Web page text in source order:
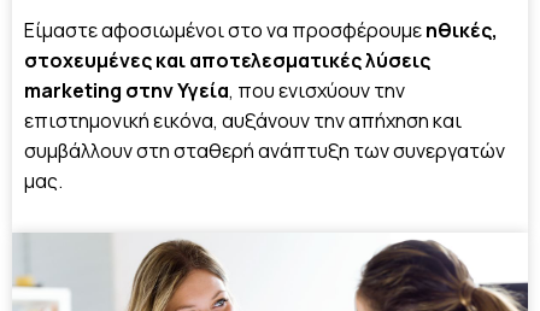
Είμαστε αφοσιωμένοι στο να προσφέρουμεηθικές,
στοχευμένες και αποτελεσματικές λύσεις
marketing στην Υγεία, που ενισχύουν την
επιστημονική εικόνα, αυξάνουν την απήχηση και
συμβάλλουν στη σταθερή ανάπτυξη των συνεργατών
μας.